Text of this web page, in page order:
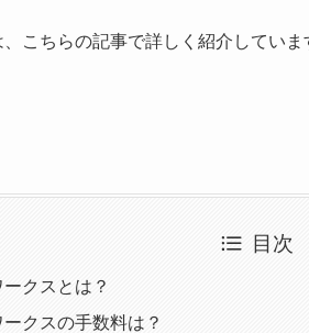
こちらの記事で詳しく紹介していま
目次
クスとは？
クスの手数料は？